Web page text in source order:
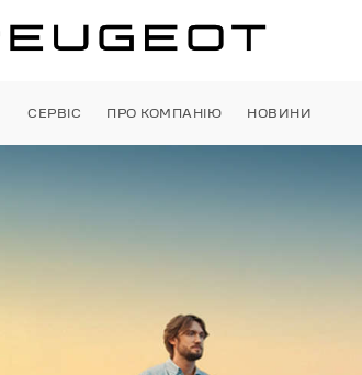
СЕРВІС ПРО КОМПАНІЮ НОВИНИ